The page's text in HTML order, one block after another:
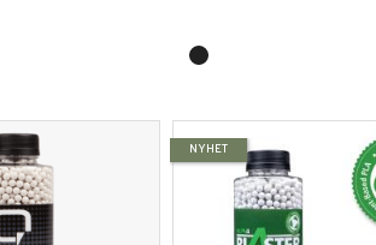
NYHET